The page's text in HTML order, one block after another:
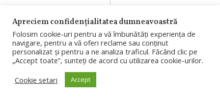
suprafață de
shopping din țară
(142.000 mp),
peste 400 de
Apreciem confidențialitatea dumneavoastră
Folosim cookie-uri pentru a vă îmbunătăți experiența de
navigare, pentru a vă oferi reclame sau conținut
personalizat și pentru a ne analiza traficul. Făcând clic pe
„Accept toate”, sunteți de acord cu utilizarea cookie-urilor.
Cookie setari
Accept